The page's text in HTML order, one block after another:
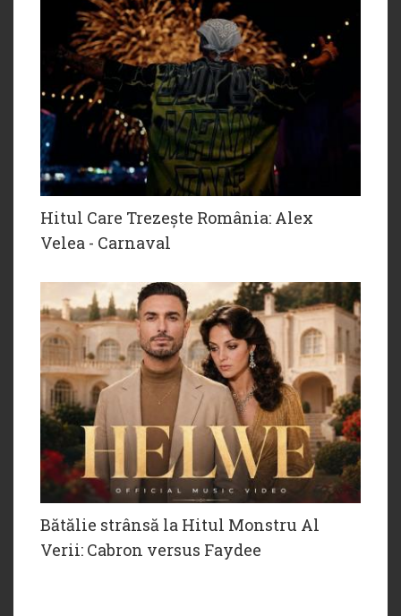
Hitul Care Trezește România: Alex
Velea - Carnaval
Bătălie strânsă la Hitul Monstru Al
Verii: Cabron versus Faydee